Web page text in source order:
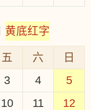
黄底红字
五 六
日
3 4
5
10 11
12